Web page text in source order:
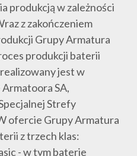
produkcją w zależności
z zakończeniem
Grupy Armatura
produkcji baterii
jest w
SA,
Strefy
ofercie Grupy Armatura
z trzech klas:
- w tym baterie